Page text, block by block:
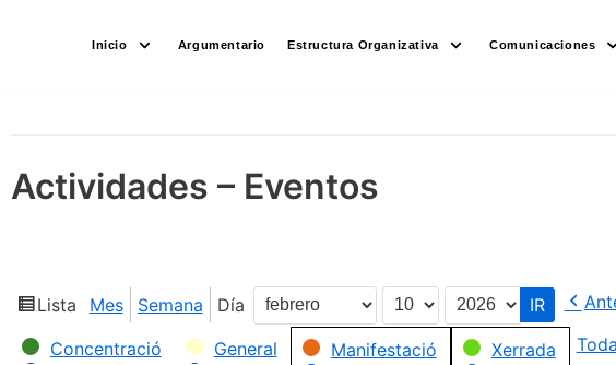
Inicio Argumentario Estructura Organizativa Comunicaciones
Actividades – Eventos
Ver
Lista Mes Semana Día
Mes
Día
Año
Categorías
Concentració General Manifestació Xerrada